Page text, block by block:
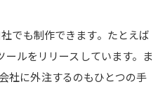
でも制作できます。たとえば
ルをリリースしています。ま
社に外注するのもひとつの手